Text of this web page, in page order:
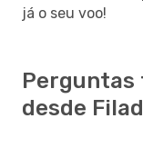
já o seu voo!
Perguntas
desde